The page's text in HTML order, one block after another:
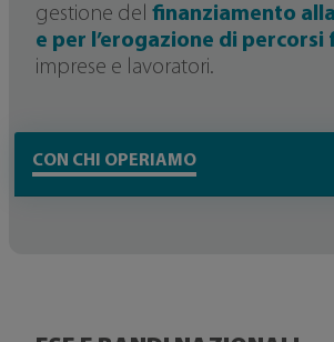
gestione del finanziamento
e per l’erogazione di
imprese e lavoratori.
CON CHI OPERIAMO